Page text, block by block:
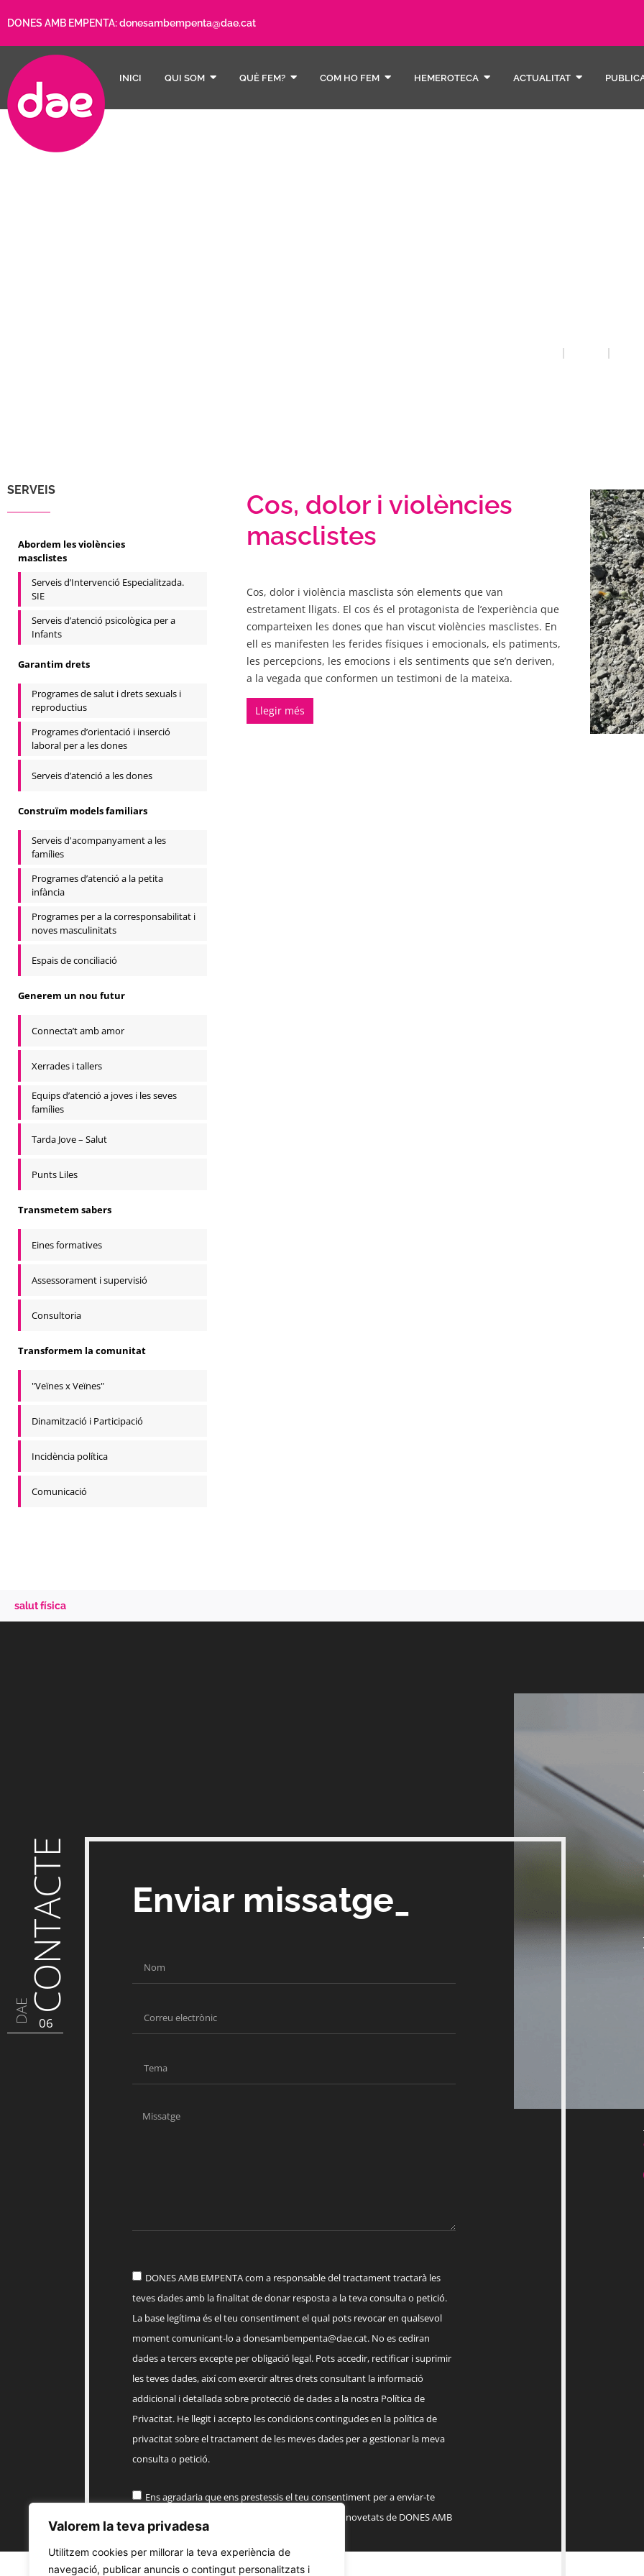
Valorem la teva privadesa
Utilitzem cookies per millorar la teva experiència de
navegació, publicar anuncis o contingut personalitzats i
DONES AMB EMPENTA:donesambempenta@dae.cat
INICI QUI SOM QUÈ FEM? COM HO FEM HEMEROTECA ACTUALITAT
SERVEIS
Abordem les violències
masclistes
Serveis d’Intervenció Especialitzada.
SIE
Serveis d’atenció psicològica per a
Infants
Garantim drets
Programes de salut i drets sexuals i
reproductius
Programes d’orientació i inserció
laboral per a les dones
Serveis d’atenció a les dones
Construïm models familiars
Serveis d'acompanyament a les
famílies
Programes d’atenció a la petita
infància
Programes per a la corresponsabilitat i
noves masculinitats
Espais de conciliació
Generem un nou futur
Connecta’t amb amor
Xerrades i tallers
Equips d’atenció a joves i les seves
famílies
Tarda Jove – Salut
Punts Liles
Transmetem sabers
Eines formatives
Assessorament i supervisió
Consultoria
Transformem la comunitat
"Veïnes x Veïnes"
Dinamització i Participació
Incidència política
Comunicació
Cos, dolor i violències
masclistes
Cos, dolor i violència masclista són elements que van
estretament lligats. El cos és el protagonista de l’experiència que
comparteixen les dones que han viscut violències masclistes. En
ell es manifesten les ferides físiques i emocionals, els patiments,
les percepcions, les emocions i els sentiments que se’n deriven,
a la vegada que conformen un testimoni de la mateixa.
Llegir més
salut física
DAE CONTACTE
06
Enviar missatge_
DONES AMB EMPENTA com a responsable del tractament tractarà les
teves dades amb la finalitat de donar resposta a la teva consulta o petició.
La base legítima és el teu consentiment el qual pots revocar en qualsevol
moment comunicant-lo adonesambempenta@dae.cat. No es cediran
dades a tercers excepte per obligació legal. Pots accedir, rectificar i suprimir
les teves dades, així com exercir altres drets consultant la informació
addicional i detallada sobre protecció de dades a la nostra Política de
Privacitat. He llegit i accepto les condicions contingudes en la política de
privacitat sobre el tractament de les meves dades per a gestionar la meva
consulta o petició.
Ens agradaria que ens prestessis el teu consentiment per a enviar-te
informació comercial sobre els productes, serveis, novetats de DONES AMB
EMPENTA